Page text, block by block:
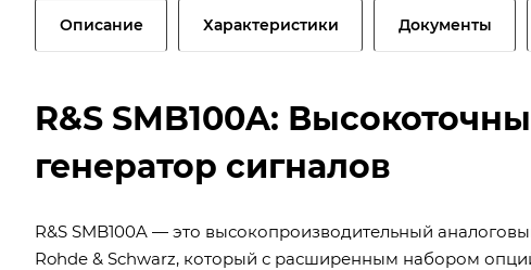
Описание Характеристики Документы
R&S SMB100A:
генератор сигналов
R&S SMB100A — это высокопроизводительный
Rohde & Schwarz, который с расширенным набором